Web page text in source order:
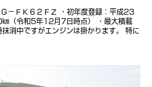
Ｇ－ＦＫ６２ＦＺ ・初年度登録：平成23
（令和5年12月7日時点） ・最大積載
消中ですがエンジンは掛かります。 特に